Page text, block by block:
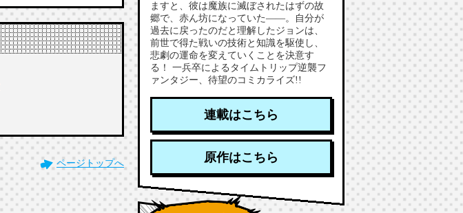
ページトップへ
ますと、彼は魔族に滅ぼされたはずの故
郷で、赤ん坊になっていた――。自分が
過去に戻ったのだと理解したジョンは、
前世で得た戦いの技術と知識を駆使し、
悲劇の運命を変えていくことを決意す
る！ 一兵卒によるタイムトリップ逆襲フ
ァンタジー、待望のコミカライズ!!
連載はこちら
原作はこちら